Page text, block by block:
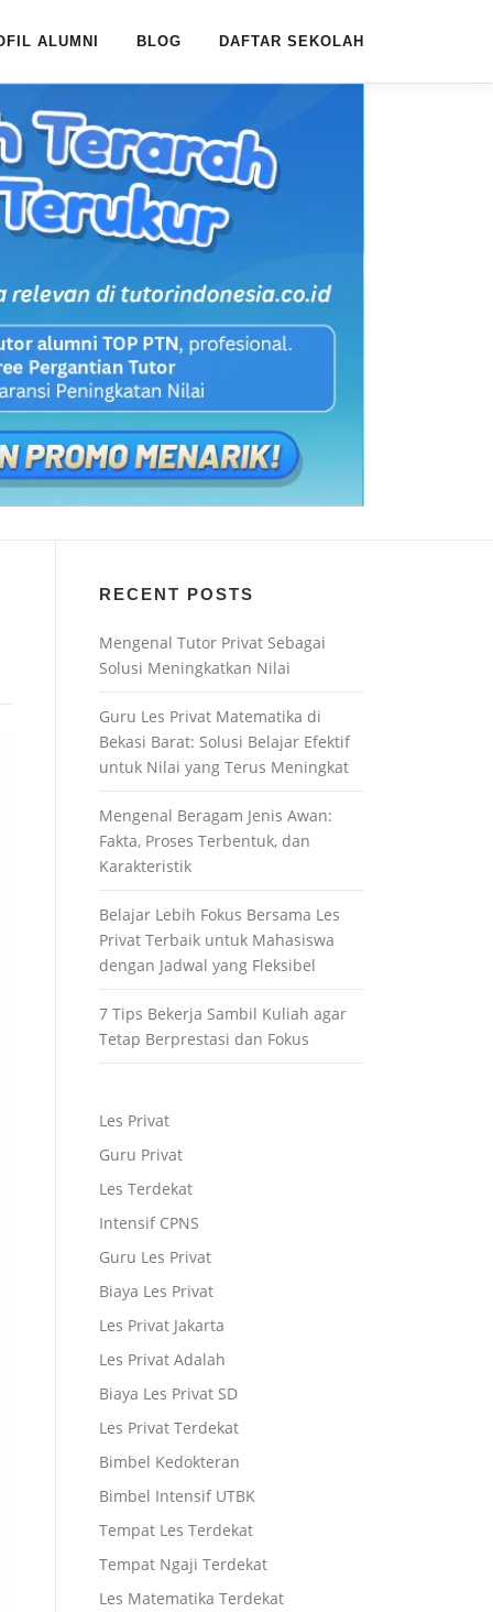
ALUMNI BLOG DAFTAR SEKOLAH
RECENT POSTS
Mengenal Tutor Privat Sebagai
Solusi Meningkatkan Nilai
Guru Les Privat Matematika di
Bekasi Barat: Solusi Belajar Efektif
untuk Nilai yang Terus Meningkat
Mengenal Beragam Jenis Awan:
Fakta, Proses Terbentuk, dan
Karakteristik
Belajar Lebih Fokus Bersama Les
Privat Terbaik untuk Mahasiswa
dengan Jadwal yang Fleksibel
7 Tips Bekerja Sambil Kuliah agar
Tetap Berprestasi dan Fokus
Les Privat
Guru Privat
Les Terdekat
Intensif CPNS
Guru Les Privat
Biaya Les Privat
Les Privat Jakarta
Les Privat Adalah
Biaya Les Privat SD
Les Privat Terdekat
Bimbel Kedokteran
Bimbel Intensif UTBK
Tempat Les Terdekat
Tempat Ngaji Terdekat
Les Matematika Terdekat